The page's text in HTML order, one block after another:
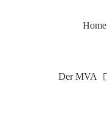
Home
Der MVA